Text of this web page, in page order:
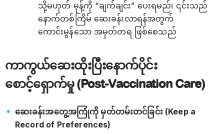
သို့မဟုတ် မုန့်ကို “ချက်ချင်း” ပေးရမည်၊ ၎င်းသည်
နောက်တစ်ကြိမ် ဆေးခန်းလာရန်အတွက်
ကောင်းမွန်သော အမှတ်တရ ဖြစ်စေသည်
ကာကွယ်ဆေးထိုးပြီးနောက်ပိုင်း
စောင့်ရှောက်မှု (Post-Vaccination Care)
ဆေးခန်းအတွေ့အကြုံကို မှတ်တမ်းတင်ခြင်း (Keep a
Record of Preferences)